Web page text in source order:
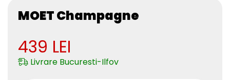
MOET Champagne
439 LEI
Livrare Bucuresti-Ilfov